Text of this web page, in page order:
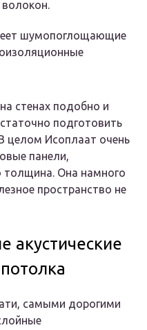
волокон.
шумопоглощающие
стенах подобно и
подготовить
целом Исоплаат очень
панели,
толщина. Она намного
пространство не
акустические
самыми дорогими